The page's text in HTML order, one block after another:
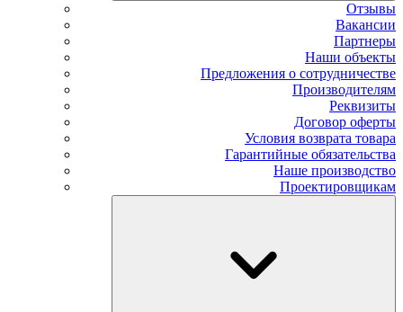
Отзывы
Вакансии
Партнеры
Наши объекты
Предложения о сотрудничестве
Производителям
Реквизиты
Договор оферты
Условия возврата товара
Гарантийные обязательства
Наше производство
Проектировщикам